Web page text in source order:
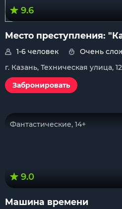
9.6
Место преступления:
1-6 человек
Очень
г. Казань, Техническая улица,
Забронировать
Фантастические, 14+
9.0
Машина времени